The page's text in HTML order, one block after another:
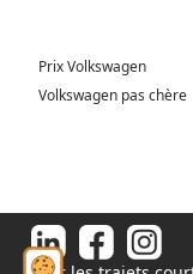
Prix Volkswagen
Volkswagen pas chère